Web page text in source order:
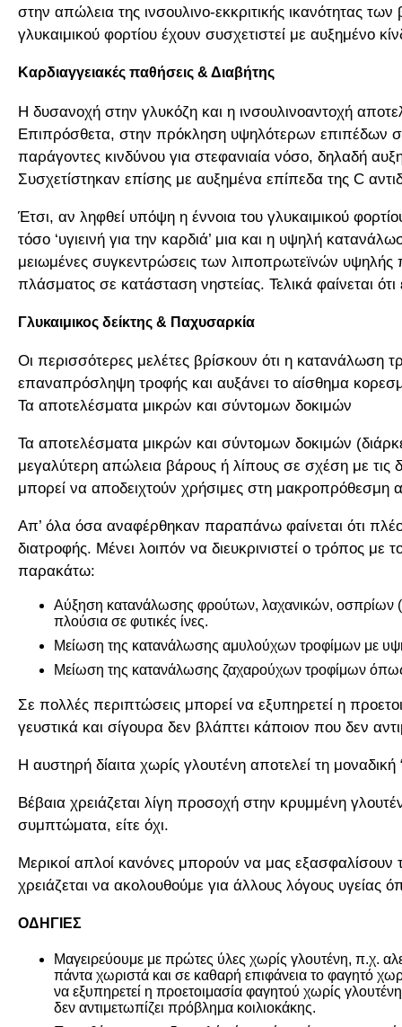
στην απώλεια της ινσουλινο-εκκριτικής ικανότητας
γλυκαιμικού φορτίου έχουν συσχετιστεί με αυξημένο
Καρδιαγγειακές παθήσεις & Διαβήτης
Η δυσανοχή στην γλυκόζη και η ινσουλινοαντοχή
Επιπρόσθετα, στην πρόκληση υψηλότερων επιπέδων
παράγοντες κινδύνου για στεφανιαία νόσο, δηλαδή
Συσχετίστηκαν επίσης με αυξημένα επίπεδα της C
Έτσι, αν ληφθεί υπόψη η έννοια του γλυκαιμικού
τόσο ‘υγιεινή για την καρδιά’ μια και η υψηλή
μειωμένες συγκεντρώσεις των λιποπρωτεϊνών
πλάσματος σε κατάσταση νηστείας. Τελικά φαίνεται
Γλυκαιμικος δείκτης & Παχυσαρκία
Οι περισσότερες μελέτες βρίσκουν ότι η κατανάλωση
επαναπρόσληψη τροφής και αυξάνει το αίσθημα
Τα αποτελέσματα μικρών και σύντομων δοκιμών
Τα αποτελέσματα μικρών και σύντομων δοκιμών
μεγαλύτερη απώλεια βάρους ή λίπους σε σχέση με τις
μπορεί να αποδειχτούν χρήσιμες στη μακροπρόθεσμη
Απ’ όλα όσα αναφέρθηκαν παραπάνω φαίνεται ότι
διατροφής. Μένει λοιπόν να διευκρινιστεί ο τρόπος με
παρακάτω:
Αύξηση κατανάλωσης φρούτων, λαχανικών, οσπρίων
πλούσια σε φυτικές ίνες.
Μείωση της κατανάλωσης αμυλούχων τροφίμων με
Μείωση της κατανάλωσης ζαχαρούχων τροφίμων όπως
Σε πολλές περιπτώσεις μπορεί να εξυπηρετεί η
γευστικά και σίγουρα δεν βλάπτει κάποιον που δεν
Η αυστηρή δίαιτα χωρίς γλουτένη αποτελεί τη
Βέβαια χρειάζεται λίγη προσοχή στην κρυμμένη
συμπτώματα, είτε όχι.
Μερικοί απλοί κανόνες μπορούν να μας εξασφαλίσουν
χρειάζεται να ακολουθούμε για άλλους λόγους υγείας
ΟΔΗΓΙΕΣ
Μαγειρεύουμε με πρώτες ύλες χωρίς γλουτένη, π.χ.
πάντα χωριστά και σε καθαρή επιφάνεια το φαγητό
να εξυπηρετεί η προετοιμασία φαγητού χωρίς
δεν αντιμετωπίζει πρόβλημα κοιλιοκάκης.